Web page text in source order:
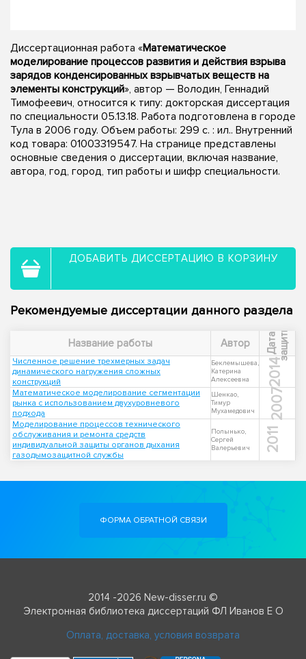
Диссертационная работа «Математическое
моделирование процессов развития и действия взрыва
зарядов конденсированных взрывчатых веществ на
элементы конструкций», автор — Володин, Геннадий
Тимофеевич, относится к типу: докторская диссертация
по специальности 05.13.18. Работа подготовлена в городе
Тула в 2006 году. Объем работы: 299 с. : ил.. Внутренний
код товара: 01003319547. На странице представлены
основные сведения о диссертации, включая название,
автора, год, город, тип работы и шифр специальности.
ДОБАВИТЬ ДИССЕРТАЦИЮ В КОРЗИНУ
Рекомендуемые диссертации данного раздела
Название работы Автор Д
а
т
а
з
а
щ
и
т ы
Численное решение трехмерных задач
динамического нагружения сложных
конструкций
Беклемышева,
Катерина
Алексеевна
2014
Математическое моделирование сегментации
рынка с использованием двухуровневого
подхода
Шенкао,
Тимур
Мухамедович
2007
Моделирование процессов технического
обслуживания и ремонта средств
индивидуальной защиты органов дыхания
газодымозащитной службы
Полынько,
Сергей
Валерьевич
2011
ФОРМА ОБРАТНОЙ СВЯЗИ
2014 -2026 New-disser.ru ©
Электронная библиотека диссертаций ФЛ Иванов Е О
Оплата, доставка, условия возврата